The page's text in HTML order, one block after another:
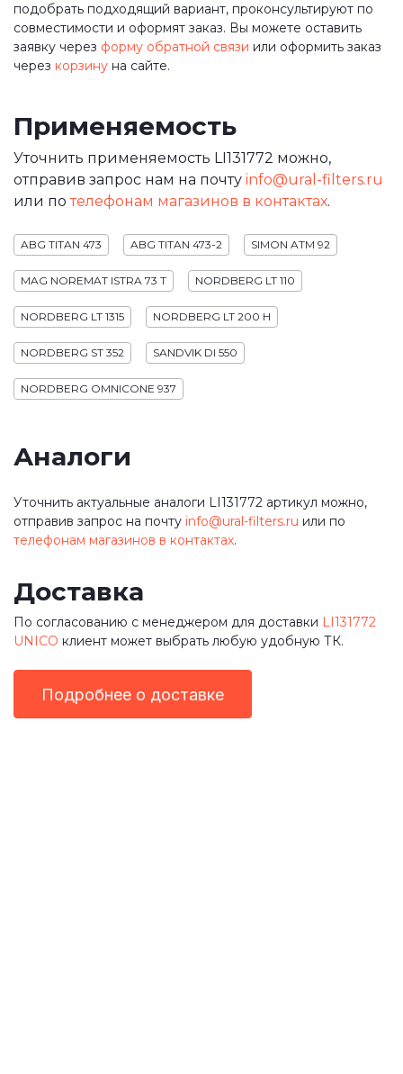
подобрать подходящий вариант, проконсультируют по
совместимости и оформят заказ. Вы можете оставить
заявку через форму обратной связи или оформить заказ
через корзину на сайте.
Применяемость
Уточнить применяемость LI131772 можно,
отправив запрос нам на почту info@ural-filters.ru
или потелефонам магазинов в контактах.
ABG TITAN 473 ABG TITAN 473-2 SIMON ATM 92
MAG NOREMAT ISTRA 73 T NORDBERG LT 110
NORDBERG LT 1315 NORDBERG LT 200 H
NORDBERG ST 352 SANDVIK DI 550
NORDBERG OMNICONE 937
Аналоги
Уточнить актуальные аналоги LI131772 артикул можно,
отправив запрос на почту info@ural-filters.ru или по
телефонам магазинов в контактах.
Доставка
По согласованию с менеджером для доставки LI131772
UNICO клиент может выбрать любую удобную ТК.
Подробнее о доставке